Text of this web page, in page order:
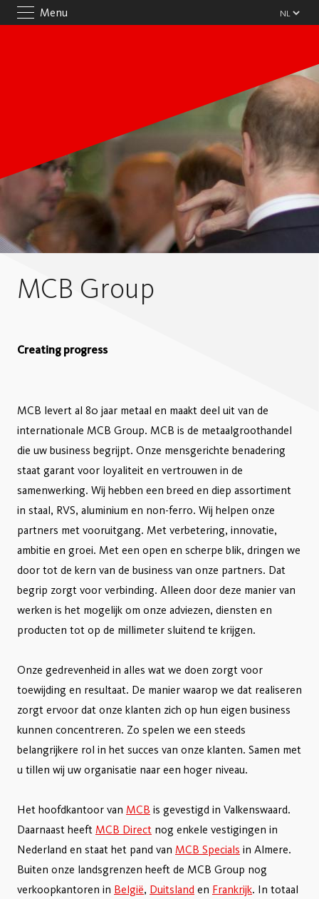
Menu
MCB Group
Creating progress
MCB levert al 80 jaar metaal en maakt deel uit van de
internationale MCB Group. MCB is de metaalgroothandel
die uw business begrijpt. Onze mensgerichte benadering
staat garant voor loyaliteit en vertrouwen in de
samenwerking. Wij hebben een breed en diep assortiment
in staal, RVS, aluminium en non-ferro. Wij helpen onze
partners met vooruitgang. Met verbetering, innovatie,
ambitie en groei. Met een open en scherpe blik, dringen we
door tot de kern van de business van onze partners. Dat
begrip zorgt voor verbinding. Alleen door deze manier van
werken is het mogelijk om onze adviezen, diensten en
producten tot op de millimeter sluitend te krijgen.
Onze gedrevenheid in alles wat we doen zorgt voor
toewijding en resultaat. De manier waarop we dat realiseren
zorgt ervoor dat onze klanten zich op hun eigen business
kunnen concentreren. Zo spelen we een steeds
belangrijkere rol in het succes van onze klanten. Samen met
u tillen wij uw organisatie naar een hoger niveau.
Het hoofdkantoor van MCB is gevestigd in Valkenswaard.
Daarnaast heeft MCB Direct nog enkele vestigingen in
Nederland en staat het pand van MCB Specials in Almere.
Buiten onze landsgrenzen heeft de MCB Group nog
verkoopkantoren in België, Duitsland en Frankrijk. In totaal